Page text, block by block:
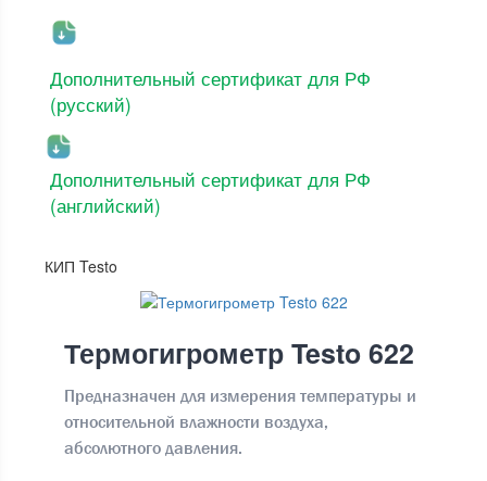
Дополнительный сертификат для РФ
(русский)
Дополнительный сертификат для РФ
(английский)
КИП Testo
Термогигрометр Testo 622
Предназначен для измерения температуры и
относительной влажности воздуха,
абсолютного давления.